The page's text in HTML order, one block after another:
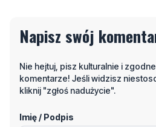
Napisz swój
Nie hejtuj, pisz kulturalnie i
komentarze! Jeśli widzisz
kliknij "zgłoś nadużycie".
Imię / Podpis